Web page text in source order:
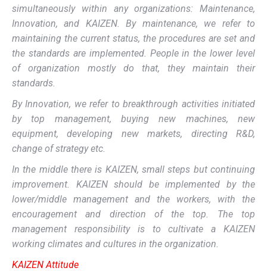
simultaneously within any organizations: Maintenance,
Innovation, and KAIZEN. By maintenance, we refer to
maintaining the current status, the procedures are set and
the standards are implemented. People in the lower level
of organization mostly do that, they maintain their
standards.
By Innovation, we refer to breakthrough activities initiated
by top management, buying new machines, new
equipment, developing new markets, directing R&D,
change of strategy etc.
In the middle there is KAIZEN, small steps but continuing
improvement. KAIZEN should be implemented by the
lower/middle management and the workers, with the
encouragement and direction of the top. The top
management responsibility is to cultivate a KAIZEN
working climates and cultures in the organization.
KAIZEN Attitude